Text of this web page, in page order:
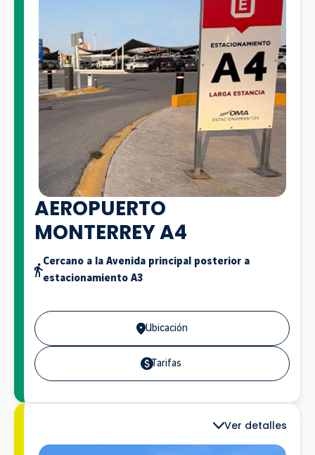
AEROPUERTO
MONTERREY A4
Cercano a la Avenida principal posterior a
estacionamiento A3
Ubicación
Tarifas
Ver detalles